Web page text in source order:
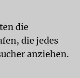
die
die jedes
anziehen.